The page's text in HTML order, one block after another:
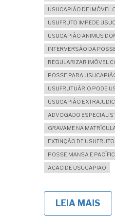
USUCAPIÃO DE IMÓVEL
USUFRUTO IMPEDE
USUCAPIÃO ANIMUS
INTERVERSÃO DA
REGULARIZAR IMÓVEL
POSSE PARA
USUFRUTUÁRIO PODE
USUCAPIÃO
ADVOGADO
GRAVAME NA
EXTINÇÃO DE USUFRUTO
POSSE MANSA E
ACAO DE USUCAPIAO
LEIA MAIS